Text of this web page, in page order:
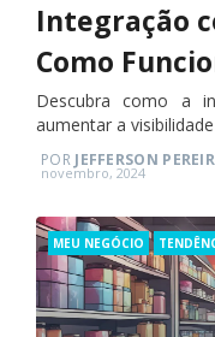
Integração
Como
Descubra como a
aumentar a
PORJEFFERSON
Posted
novembro, 2024
Categories
MEU NEGÓCIO